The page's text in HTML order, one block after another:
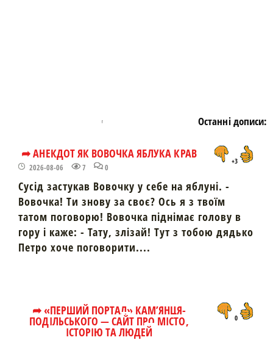
Останні дописи:
➦ АНЕКДОТ ЯК ВОВОЧКА ЯБЛУКА КРАВ
2026-08-06 7 0
+3
Сусід застукав Вовочку у себе на яблуні. -
Вовочка! Ти знову за своє? Ось я з твоїм
татом поговорю! Вовочка піднімає голову в
гору і каже: - Тату, злізай! Тут з тобою дядько
Петро хоче поговорити....
➦ «ПЕРШИЙ ПОРТАЛ» КАМ’ЯНЦЯ-
ПОДІЛЬСЬКОГО — САЙТ ПРО МІСТО,
ІСТОРІЮ ТА ЛЮДЕЙ
0